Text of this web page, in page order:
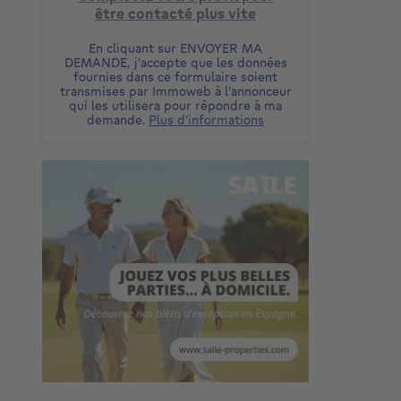
être contacté plus vite
En cliquant sur ENVOYER MA
DEMANDE, j'accepte que les données
fournies dans ce formulaire soient
transmises par Immoweb à l'annonceur
qui les utilisera pour répondre à ma
demande. Plus d'informations